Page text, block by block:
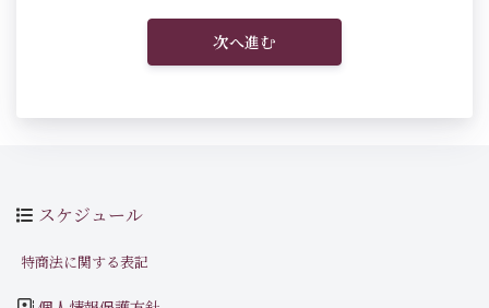
次へ進む
スケジュール
特商法に関する表記